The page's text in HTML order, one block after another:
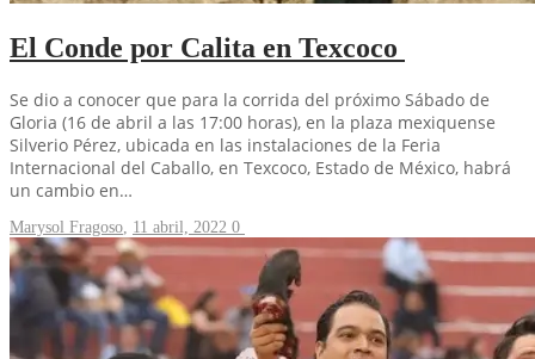
El Conde por Calita en Texcoco
Se dio a conocer que para la corrida del próximo Sábado de
Gloria (16 de abril a las 17:00 horas), en la plaza mexiquense
Silverio Pérez, ubicada en las instalaciones de la Feria
Internacional del Caballo, en Texcoco, Estado de México, habrá
un cambio en…
Marysol Fragoso 11 abril, 2022 0